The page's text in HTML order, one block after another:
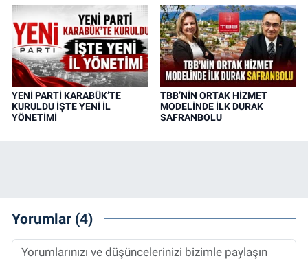
YENİ PARTİ KARABÜK’TE
KURULDU İŞTE YENİ İL
YÖNETİMİ
TBB’NİN ORTAK HİZMET
MODELİNDE İLK DURAK
SAFRANBOLU
Yorumlar (4)